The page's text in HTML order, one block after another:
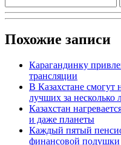
Похожие записи
Карагандинку
трансляции
В Казахстане смогут
лучших за несколько
Казахстан
и даже планеты
Каждый пятый
финансовой подушки